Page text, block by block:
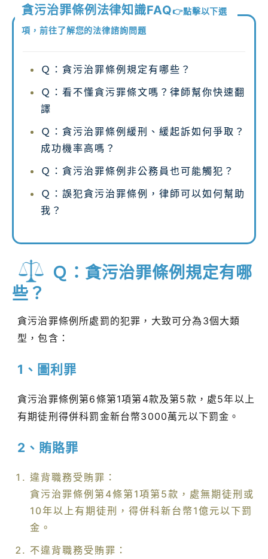
貪污治罪條例法律知識FAQ👉點擊以下選
項，前往了解您的法律諮詢問題
Ｑ：貪污治罪條例規定有哪些？
Ｑ：看不懂貪污罪條文嗎？律師幫你快速翻
譯
Ｑ：貪污治罪條例緩刑、緩起訴如何爭取？
成功機率高嗎？
Ｑ：貪污治罪條例非公務員也可能觸犯？
Ｑ：誤犯貪污治罪條例，律師可以如何幫助
我？
Ｑ：貪污治罪條例規定有哪
些？
貪污治罪條例所處罰的犯罪，大致可分為3個大類
型，包含：
1、圖利罪
貪污治罪條例第6條第1項第4款及第5款，處5年以上
有期徒刑得併科罰金新台幣3000萬元以下罰金。
2、賄賂罪
違背職務受賄罪：
貪污治罪條例第4條第1項第5款，處無期徒刑或
10年以上有期徒刑，得併科新台幣1億元以下罰
金。
不違背職務受賄罪：